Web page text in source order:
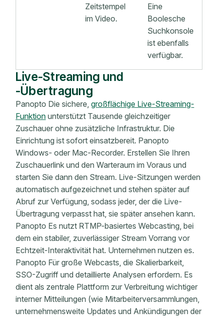
Zeitstempel
im Video.
Eine
Boolesche
Suchkonsole
ist ebenfalls
verfügbar.
Live-Streaming und
-Übertragung
Panopto Die sichere, großflächige Live-Streaming-
Funktion unterstützt Tausende gleichzeitiger
Zuschauer ohne zusätzliche Infrastruktur. Die
Einrichtung ist sofort einsatzbereit. Panopto
Windows- oder Mac-Recorder. Erstellen Sie Ihren
Zuschauerlink und den Warteraum im Voraus und
starten Sie dann den Stream. Live-Sitzungen werden
automatisch aufgezeichnet und stehen später auf
Abruf zur Verfügung, sodass jeder, der die Live-
Übertragung verpasst hat, sie später ansehen kann.
Panopto Es nutzt RTMP-basiertes Webcasting, bei
dem ein stabiler, zuverlässiger Stream Vorrang vor
Echtzeit-Interaktivität hat. Unternehmen nutzen es.
Panopto Für große Webcasts, die Skalierbarkeit,
SSO-Zugriff und detaillierte Analysen erfordern. Es
dient als zentrale Plattform zur Verbreitung wichtiger
interner Mitteilungen (wie Mitarbeiterversammlungen,
unternehmensweite Updates und Ankündigungen der